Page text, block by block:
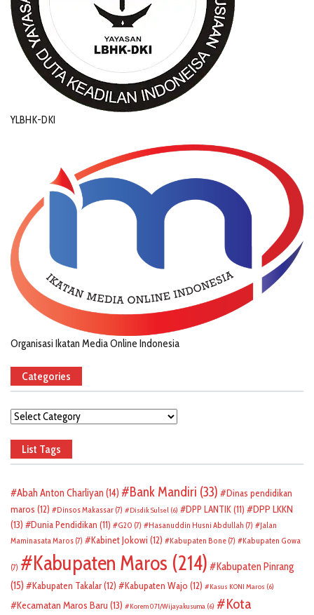
YLBHK-DKI
Organisasi Ikatan Media Online Indonesia
Categories
Categories
List Tags
Abah Anton Charliyan (14) Bank Mandiri (33)
Dinas pendidikan
maros (12) Dinsos Makassar (7) Disdik Sulsel (6) DPP LANTIK(11)
DPP LKKN
(13)
Dunia Pendidikan (11) G20 (7) Hasanuddin Husni Abdullah (7)
Jalan
Maminasata Maros (7) Kabinet Jokowi (12) Kabupaten Bone (7) Kabupaten Gowa
(7) Kabupaten Maros (214)
Kabupaten Pinrang
(15)
Kabupaten Takalar(12) Kabupaten Wajo (12) Kasus KONI Maros (6)
Kecamatan Maros Baru (13) Korem 071/Wijayakusuma (6)
Kota